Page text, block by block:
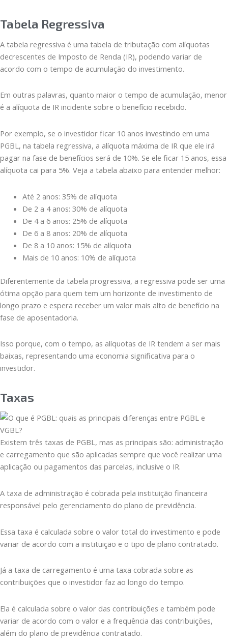
Tabela Regressiva
A tabela regressiva é uma tabela de tributação com alíquotas
decrescentes de Imposto de Renda (IR), podendo variar de
acordo com o tempo de acumulação do investimento.
Em outras palavras, quanto maior o tempo de acumulação, menor
é a alíquota de IR incidente sobre o benefício recebido.
Por exemplo, se o investidor ficar 10 anos investindo em uma
PGBL, na tabela regressiva, a alíquota máxima de IR que ele irá
pagar na fase de benefícios será de 10%. Se ele ficar 15 anos, essa
alíquota cai para 5%. Veja a tabela abaixo para entender melhor:
Até 2 anos: 35% de alíquota
De 2 a 4 anos: 30% de alíquota
De 4 a 6 anos: 25% de alíquota
De 6 a 8 anos: 20% de alíquota
De 8 a 10 anos: 15% de alíquota
Mais de 10 anos: 10% de alíquota
Diferentemente da tabela progressiva, a regressiva pode ser uma
ótima opção para quem tem um horizonte de investimento de
longo prazo e espera receber um valor mais alto de benefício na
fase de aposentadoria.
Isso porque, com o tempo, as alíquotas de IR tendem a ser mais
baixas, representando uma economia significativa para o
investidor.
Taxas
Existem três taxas de PGBL, mas as principais são: administração
e carregamento que são aplicadas sempre que você realizar uma
aplicação ou pagamentos das parcelas, inclusive o IR.
A taxa de administração é cobrada pela instituição financeira
responsável pelo gerenciamento do plano de previdência.
Essa taxa é calculada sobre o valor total do investimento e pode
variar de acordo com a instituição e o tipo de plano contratado.
Já a taxa de carregamento é uma taxa cobrada sobre as
contribuições que o investidor faz ao longo do tempo.
Ela é calculada sobre o valor das contribuições e também pode
variar de acordo com o valor e a frequência das contribuições,
além do plano de previdência contratado.